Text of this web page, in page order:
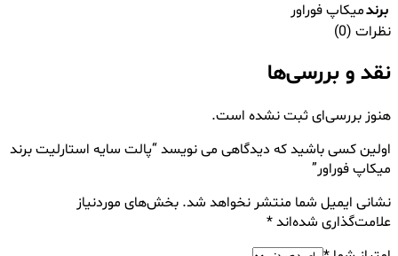
برندمیکاپ فوراور
نظرات (0)
نقد و بررسی‌ها
هنوز بررسی‌ای ثبت نشده است.
اولین کسی باشید که دیدگاهی می نویسد “پالت سایه استارلیت برند
میکاپ فوراور”
نشانی ایمیل شما منتشر نخواهد شد. بخش‌های موردنیاز
علامت‌گذاری شده‌اند*